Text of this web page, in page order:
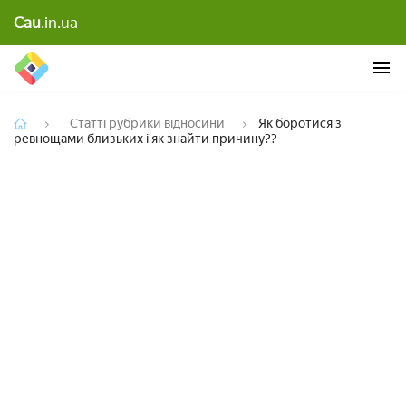
Cau.in.uaпричину??
Статті рубрики відносини
Як боротися з
ревнощами близьких і як знайти причину??